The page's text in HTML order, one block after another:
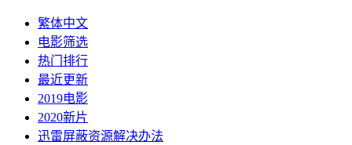
繁体中文
电影筛选
热门排行
最近更新
2019电影
2020新片
迅雷屏蔽资源解决办法